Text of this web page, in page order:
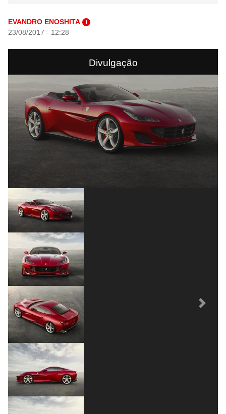
EVANDRO ENOSHITA i
23/08/2017 - 12:28
Divulgação
Previous Next